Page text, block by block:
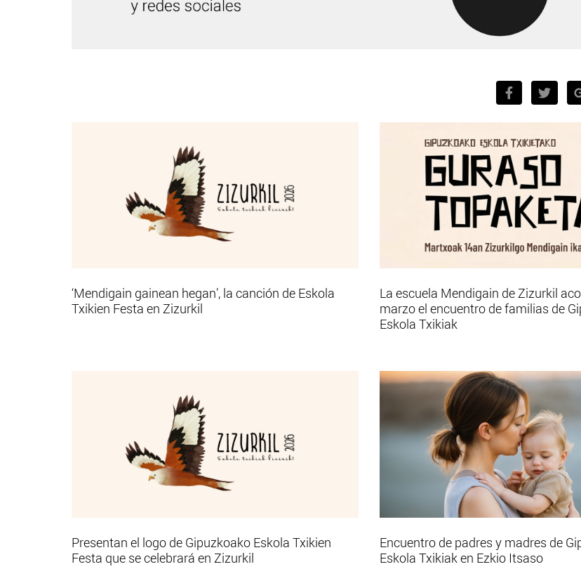
‘Mendigain gainean hegan’, la canción de Eskola
Txikien Festa en Zizurkil
La escuela Mendigain de Zizurkil
marzo el encuentro de familias de
Eskola Txikiak
Presentan el logo de Gipuzkoako Eskola Txikien
Festa que se celebrará en Zizurkil
Encuentro de padres y madres de
Eskola Txikiak en Ezkio Itsaso